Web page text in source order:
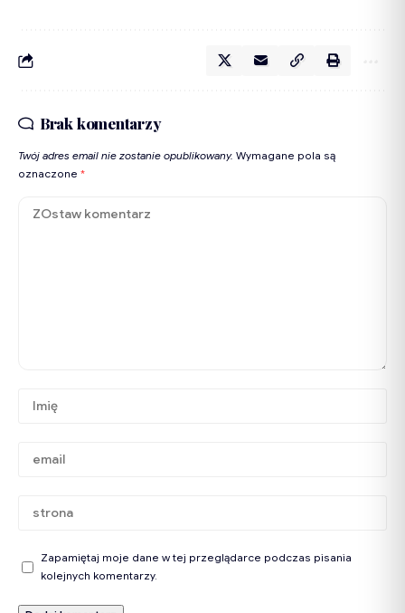
Brak komentarzy
Twój adres email nie zostanie opublikowany. Wymagane pola są
oznaczone *
Zapamiętaj moje dane w tej przeglądarce podczas pisania
kolejnych komentarzy.